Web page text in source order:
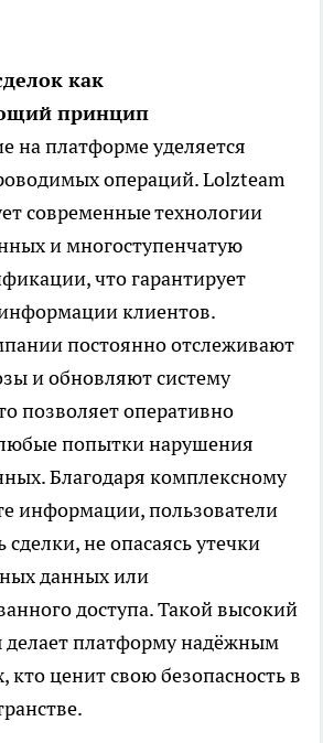
как
принцип
на платформе уделяется
операций. Lolzteam
современные технологии
и многоступенчатую
что гарантирует
клиентов.
постоянно отслеживают
и обновляют систему
позволяет оперативно
попытки нарушения
Благодаря комплексному
информации, пользователи
не опасаясь утечки
данных или
доступа. Такой высокий
делает платформу надёжным
кто ценит свою безопасность в